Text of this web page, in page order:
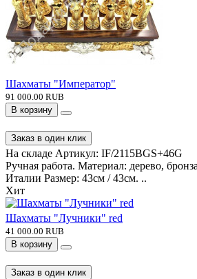
Шахматы "Император"
91 000.00 RUB
В корзину
Заказ в один клик
На складе Артикул: IF/2115BGS+46G
Ручная работа. Материал: дерево,
Италии Размер: 43см / 43см. ..
Хит
Шахматы "Лучники" red
41 000.00 RUB
В корзину
Заказ в один клик